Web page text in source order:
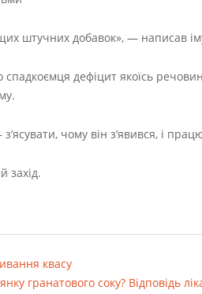
штучних добавок», — написав
дефіцит якоїсь
чому він з’явився, і
захід.
квасу
гранатового соку? Відповідь